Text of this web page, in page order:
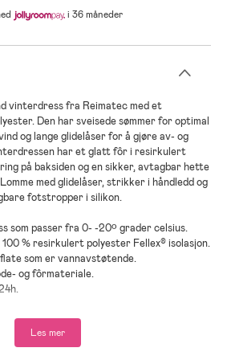
i 36 måneder
vinterdress fra Reimatec med et
Den har sveisede sømmer for optimal
og lange glidelåser for å gjøre av- og
har et glatt fôr i resirkulert
på baksiden og en sikker, avtagbar hette
med glidelåser, strikker i håndledd og
fotstropper i silikon.
som passer fra 0- -20º grader celsius.
% resirkulert polyester Fellex® isolasjon.
som er vannavstøtende.
og fôrmateriale.
til den beste babyvinterdressen i 2022
Les mer